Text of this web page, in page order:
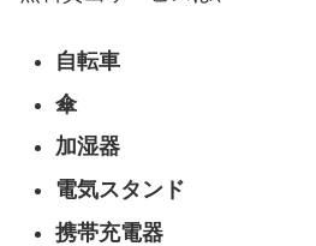
自転車
傘
加湿器
電気スタンド
携帯充電器